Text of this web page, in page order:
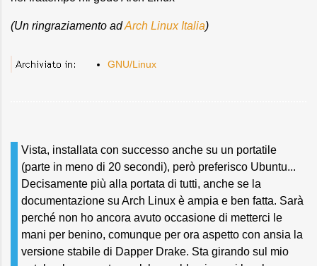
(Un ringraziamento adArch Linux Italia)
GNU/Linux
Vista, installata con successo anche su un portatile
(parte in meno di 20 secondi), però preferisco Ubuntu...
Decisamente più alla portata di tutti, anche se la
documentazione su Arch Linux è ampia e ben fatta. Sarà
perché non ho ancora avuto occasione di metterci le
mani per benino, comunque per ora aspetto con ansia la
versione stabile di Dapper Drake. Sta girando sul mio